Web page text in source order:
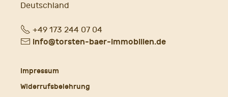
Deutschland
Fon+49 173 244 07 04
E- info@torsten-baer-immobilien.de
Impressum
Widerrufsbelehrung